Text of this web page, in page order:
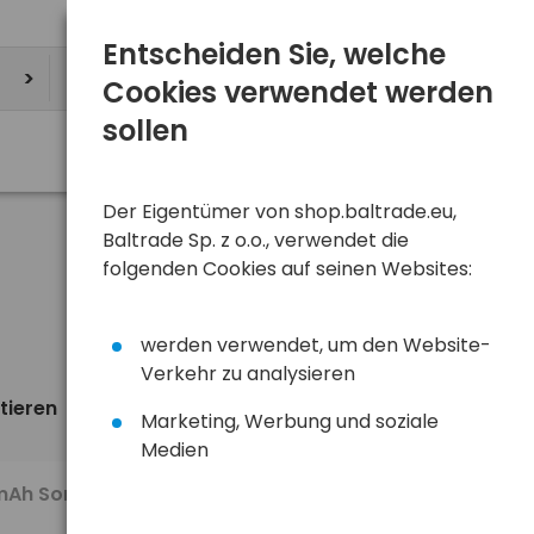
standardmäßig Ansicht
Sony
Entscheiden Sie, welche
Cookies verwendet werden
sollen
Der Eigentümer von shop.baltrade.eu,
Baltrade Sp. z o.o., verwendet die
folgenden Cookies auf seinen Websites:
werden verwendet, um den Website-
Verkehr zu analysieren
Marketing, Werbung und soziale
Medien